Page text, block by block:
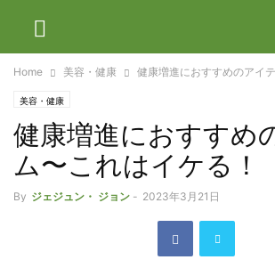
Home 美容・健康 健康増進におすすめのアイ
美容・健康
健康増進におすすめ
ム〜これはイケる！
By ジェジュン・ ジョン - 2023年3月21日